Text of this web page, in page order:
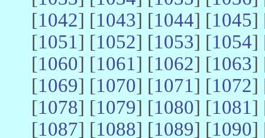
[1042] [1043] [1044] [1045]
[1051] [1052] [1053] [1054]
[1060] [1061] [1062] [1063]
[1069] [1070] [1071] [1072]
[1078] [1079] [1080] [1081]
[1087] [1088] [1089] [1090]